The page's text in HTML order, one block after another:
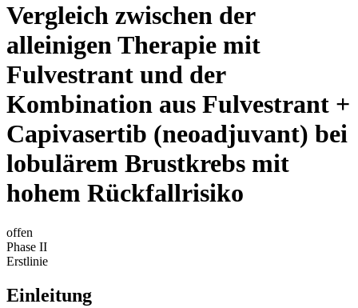
Vergleich zwischen der
alleinigen Therapie mit
Fulvestrant und der
Kombination aus Fulvestrant +
Capivasertib (neoadjuvant) bei
lobulärem Brustkrebs mit
hohem Rückfallrisiko
offen
Phase II
Erstlinie
Einleitung